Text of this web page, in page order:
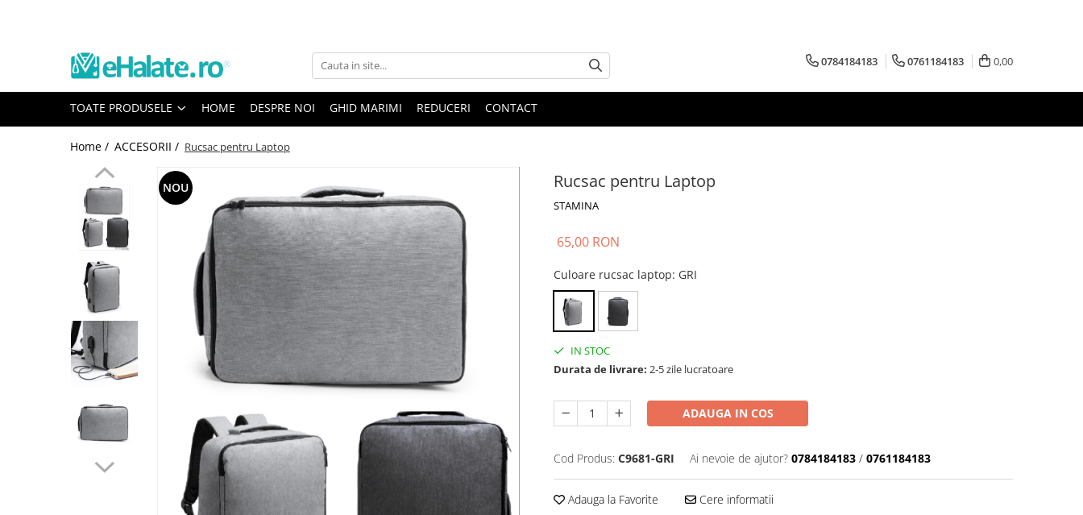
Toate Produsele
Bluze Unisex
Bluze unisex cu imprimeuri
Halate medicale
Halate Bianca
Bluze Maria
Halate medicale femei
Halate medicale barbati
Halate medicale cu nasturi
Halate medicale polar - unisex
0784184183 0761184183 0,00
TOATE PRODUSELE HOME DESPRE NOI GHID MARIMI REDUCERI CONTACT
Home / ACCESORII / Rucsac pentru Laptop
Rucsac pentru Laptop
STAMINA
NOU
65,00 RON
Culoare rucsac laptop: GRI
IN STOC
Durata de livrare: 2-5 zile lucratoare
ADAUGA IN COS
Cod Produs: C9681-GRI Ai nevoie de ajutor? 0784184183 / 0761184183
Adauga la Favorite Cere informatii